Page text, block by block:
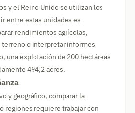
y el Reino Unido se utilizan los
entre estas unidades es
rendimientos agrícolas,
terreno o interpretar informes
una explotación de 200 hectáreas
494,2 acres.
y geográfico, comparar la
regiones requiere trabajar con